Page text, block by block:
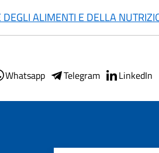
DEGLI ALIMENTI E DELLA
Whatsapp Telegram LinkedIn